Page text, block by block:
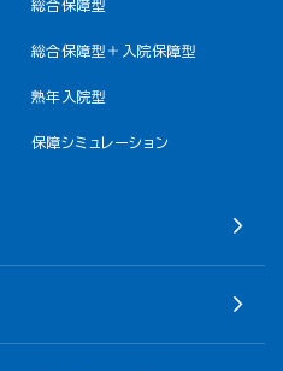
総合保障型
総合保障型＋入院保障型
熟年入院型
保障シミュレーション